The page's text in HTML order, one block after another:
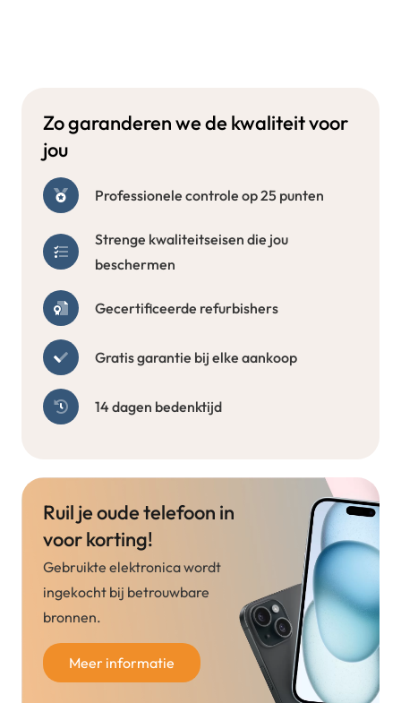
Zo garanderen we de kwaliteit voor
jou
Professionele controle op 25 punten
Strenge kwaliteitseisen die jou
beschermen
Gecertificeerde refurbishers
Gratis garantie bij elke aankoop
14 dagen bedenktijd
Ruil je oude telefoon in
voor korting!
Gebruikte elektronica wordt
ingekocht bij betrouwbare
bronnen.
Meer informatie